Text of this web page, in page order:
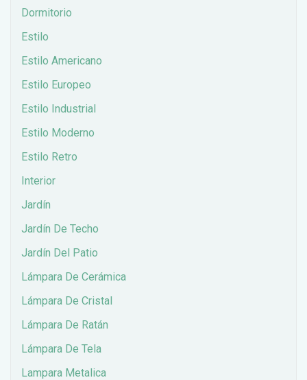
Dormitorio
Estilo
Estilo Americano
Estilo Europeo
Estilo Industrial
Estilo Moderno
Estilo Retro
Interior
Jardín
Jardín De Techo
Jardín Del Patio
Lámpara De Cerámica
Lámpara De Cristal
Lámpara De Ratán
Lámpara De Tela
Lampara Metalica